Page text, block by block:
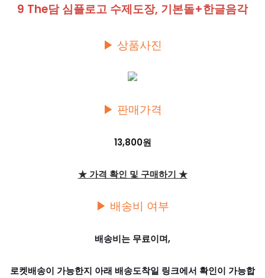
9 The담 심플로고 수제도장, 기본돌+한글음각
▶ 상품사진
▶ 판매가격
13,800원
★ 가격 확인 및 구매하기 ★
▶ 배송비 여부
배송비는 무료이며,
로켓배송이 가능한지 아래 배송도착일 링크에서 확인이 가능합